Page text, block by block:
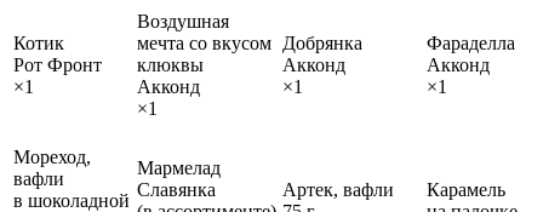
Котик
Рот Фронт
×1
Воздушная
мечта со вкусом
клюквы
Акконд
×1
Добрянка
Акконд
×1
Фараделла
Акконд
×1
Мореход,
вафли
в шоколадной
Мармелад
Славянка
Артек, вафли
Карамель